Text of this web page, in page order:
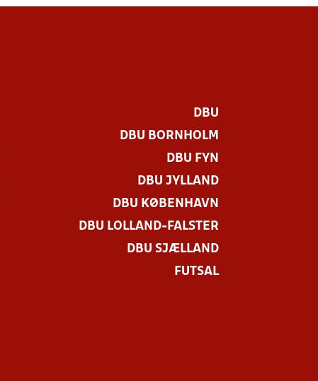
DBU
DBU BORNHOLM
DBU FYN
DBU JYLLAND
DBU KØBENHAVN
DBU LOLLAND-FALSTER
DBU SJÆLLAND
FUTSAL